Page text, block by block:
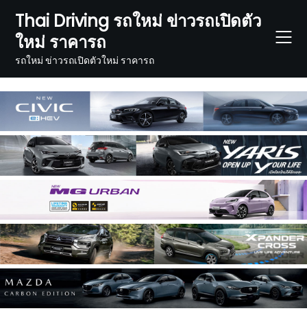
content
Thai Driving รถใหม่ ข่าวรถเปิดตัว
ใหม่ ราคารถ
รถใหม่ ข่าวรถเปิดตัวใหม่ ราคารถ